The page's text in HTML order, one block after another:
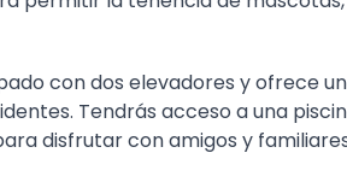
con dos elevadores y ofrece
Tendrás acceso a una
disfrutar con amigos y